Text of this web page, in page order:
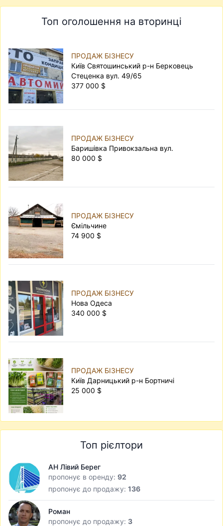
Топ оголошення на вторинці
ПРОДАЖ БІЗНЕСУ
Київ Святошинський р-н Берковець
Стеценка вул. 49/65
377 000 $
ПРОДАЖ БІЗНЕСУ
Баришівка Привокзальна вул.
80 000 $
ПРОДАЖ БІЗНЕСУ
Ємільчине
74 900 $
ПРОДАЖ БІЗНЕСУ
Нова Одеса
340 000 $
ПРОДАЖ БІЗНЕСУ
Київ Дарницький р-н Бортничі
25 000 $
Топ рієлтори
АН Лівий Берег
пропонує в оренду: 92
пропонує до продажу: 136
Роман
пропонує до продажу: 3